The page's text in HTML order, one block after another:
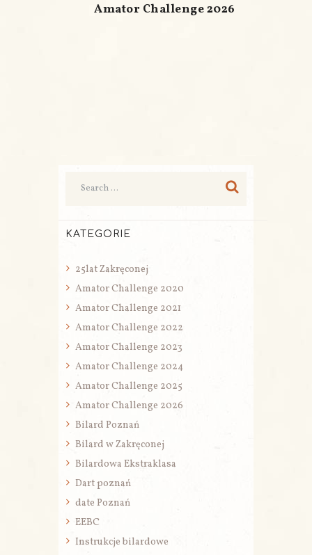
Amator Challenge 2026
KATEGORIE
25lat Zakręconej
Amator Challenge 2020
Amator Challenge 2021
Amator Challenge 2022
Amator Challenge 2023
Amator Challenge 2024
Amator Challenge 2025
Amator Challenge 2026
Bilard Poznań
Bilard w Zakręconej
Bilardowa Ekstraklasa
Dart poznań
date Poznań
EEBC
Instrukcje bilardowe